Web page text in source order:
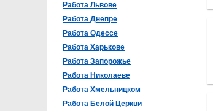
Работа Львове
Работа Днепре
Работа Одессе
Работа Харькове
Работа Запорожье
Работа Николаеве
Работа Хмельницком
Работа Белой Церкви